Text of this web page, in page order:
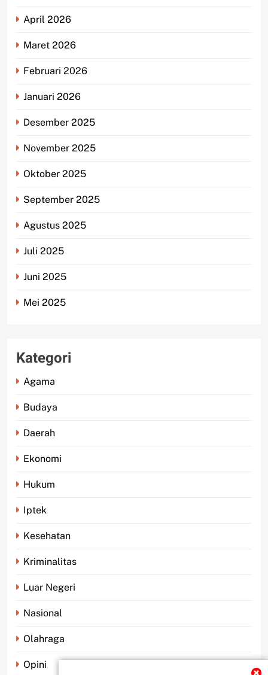
April 2026
Maret 2026
Februari 2026
Januari 2026
Desember 2025
November 2025
Oktober 2025
September 2025
Agustus 2025
Juli 2025
Juni 2025
Mei 2025
Kategori
Agama
Budaya
Daerah
Ekonomi
Hukum
Iptek
Kesehatan
Kriminalitas
Luar Negeri
Nasional
Olahraga
Opini